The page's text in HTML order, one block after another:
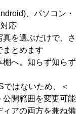
、パソコン・
応
真を選ぶだけで、さ
まとめます
棚へ。知らず知らず
ではないため、＜
公開範囲を変更可能
ィアの両方を兼ね備